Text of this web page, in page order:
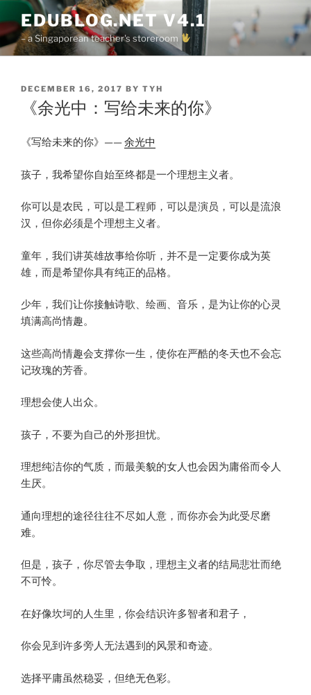
to
content
EDUBLOG.NET V4.1
– a Singaporean teacher's storeroom
POSTED
ON
DECEMBER 16, 2017 BY TYH
《余光中：写给未来的你》
《写给未来的你》——余光中
孩子，我希望你自始至终都是一个理想主义者。
你可以是农民，可以是工程师，可以是演员，可以是流浪
汉，但你必须是个理想主义者。
童年，我们讲英雄故事给你听，并不是一定要你成为英
雄，而是希望你具有纯正的品格。
少年，我们让你接触诗歌、绘画、音乐，是为让你的心灵
填满高尚情趣。
这些高尚情趣会支撑你一生，使你在严酷的冬天也不会忘
记玫瑰的芳香。
理想会使人出众。
孩子，不要为自己的外形担忧。
理想纯洁你的气质，而最美貌的女人也会因为庸俗而令人
生厌。
通向理想的途径往往不尽如人意，而你亦会为此受尽磨
难。
但是，孩子，你尽管去争取，理想主义者的结局悲壮而绝
不可怜。
在好像坎坷的人生里，你会结识许多智者和君子，
你会见到许多旁人无法遇到的风景和奇迹。
选择平庸虽然稳妥，但绝无色彩。